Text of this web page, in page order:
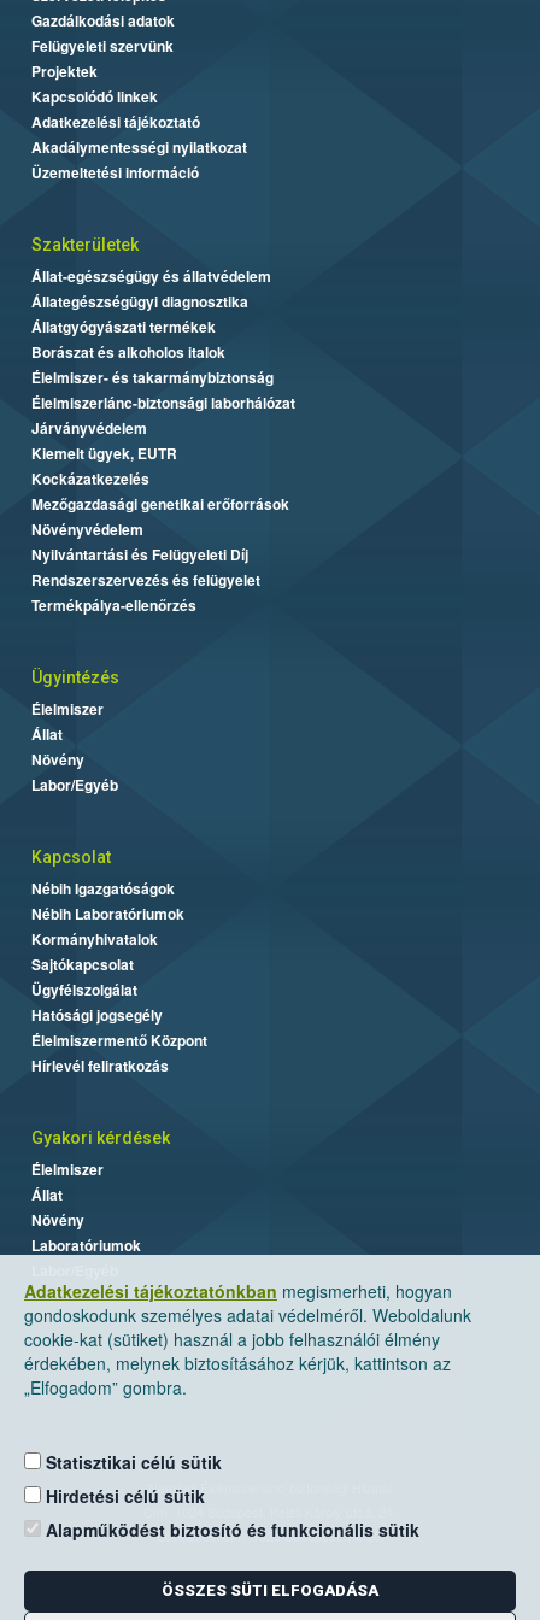
Adatkezelési tájékoztatónkban megismerheti, hogyan
gondoskodunk személyes adatai védelméről. Weboldalunk
cookie-kat (sütiket) használ a jobb felhasználói élmény
érdekében, melynek biztosításához kérjük, kattintson az
„Elfogadom” gombra.
Statisztikai célú sütik
Hirdetési célú sütik
Alapműködést biztosító és funkcionális sütik
ÖSSZES SÜTI ELFOGADÁSA
Gazdálkodási adatok
Felügyeleti szervünk
Projektek
Kapcsolódó linkek
Adatkezelési tájékoztató
Akadálymentességi nyilatkozat
Üzemeltetési információ
Szakterületek
Állat-egészségügy és állatvédelem
Állategészségügyi diagnosztika
Állatgyógyászati termékek
Borászat és alkoholos italok
Élelmiszer- és takarmánybiztonság
Élelmiszerlánc-biztonsági laborhálózat
Járványvédelem
Kiemelt ügyek, EUTR
Kockázatkezelés
Mezőgazdasági genetikai erőforrások
Növényvédelem
Nyilvántartási és Felügyeleti Díj
Rendszerszervezés és felügyelet
Termékpálya-ellenőrzés
Ügyintézés
Élelmiszer
Állat
Növény
Labor/Egyéb
Kapcsolat
Nébih Igazgatóságok
Nébih Laboratóriumok
Kormányhivatalok
Sajtókapcsolat
Ügyfélszolgálat
Hatósági jogsegély
Élelmiszermentő Központ
Hírlevél feliratkozás
Gyakori kérdések
Élelmiszer
Állat
Növény
Laboratóriumok
Nemzeti Élelmiszerlánc-biztonsági Hivatal
Levelezési cím: 1525 Budapest. Pf. 30.
E-mail:ugyfelszolgalat@nebih.gov.hu